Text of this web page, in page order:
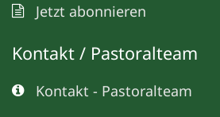
Jetzt abonnieren
Kontakt / Pastoralteam
Kontakt - Pastoralteam